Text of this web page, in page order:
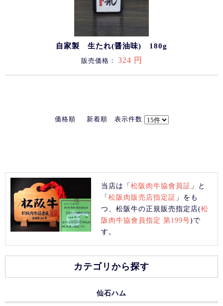
自家製 生たれ(醤油味) 180g
販売価格： 324 円
価格順 新着順 表示件数
当店は「松阪肉牛協會員証 」と
「松阪肉販売店指定証 」をも
つ、松阪牛の正規販売指定店(松
阪肉牛協會員指定 第199号)で
す。
カテゴリから探す
仙石ハム